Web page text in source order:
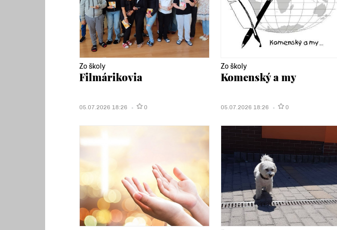
Zo školy
Filmárikovia
05.07.2026 18:26 0
Zo školy
Komenský a my
05.07.2026 18:26 0